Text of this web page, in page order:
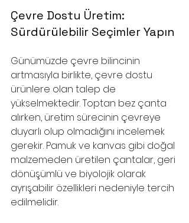
Çevre Dostu Üretim:
Sürdürülebilir Seçimler Yapın
Günümüzde çevre bilincinin
artmasıyla birlikte, çevre dostu
ürünlere olan talep de
yükselmektedir. Toptan bez çanta
alırken, üretim sürecinin çevreye
duyarlı olup olmadığını incelemek
gerekir. Pamuk ve kanvas gibi doğal
malzemeden üretilen çantalar, geri
dönüşümlü ve biyolojik olarak
ayrışabilir özellikleri nedeniyle tercih
edilmelidir.